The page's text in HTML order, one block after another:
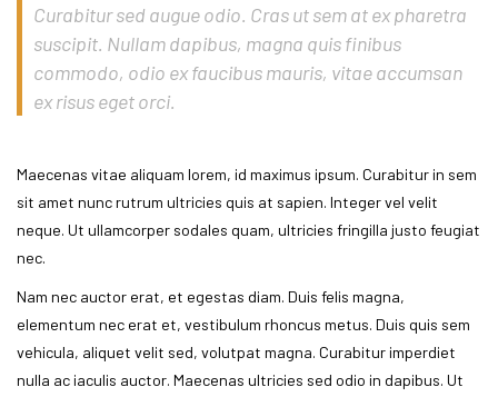
Curabitur sed augue odio. Cras ut sem at ex pharetra
suscipit. Nullam dapibus, magna quis finibus
commodo, odio ex faucibus mauris, vitae accumsan
ex risus eget orci.
Maecenas vitae aliquam lorem, id maximus ipsum. Curabitur in sem
sit amet nunc rutrum ultricies quis at sapien. Integer vel velit
neque. Ut ullamcorper sodales quam, ultricies fringilla justo feugiat
nec.
Nam nec auctor erat, et egestas diam. Duis felis magna,
elementum nec erat et, vestibulum rhoncus metus. Duis quis sem
vehicula, aliquet velit sed, volutpat magna. Curabitur imperdiet
nulla ac iaculis auctor. Maecenas ultricies sed odio in dapibus. Ut